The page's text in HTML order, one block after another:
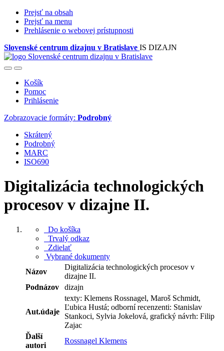
Prejsť na obsah
Prejsť na menu
Prehlásenie o webovej prístupnosti
Slovenské centrum dizajnu v Bratislave IS DIZAJN
Košík
Pomoc
Prihlásenie
Zobrazovacie formáty: Podrobný
Skrátený
Podrobný
MARC
ISO690
Digitalizácia technologických
procesov v dizajne II.
Do košíka
Trvalý odkaz
Zdielať
Vybrané dokumenty
Názov
Digitalizácia technologických procesov v
dizajne II.
Podnázov
dizajn
Aut.údaje
texty: Klemens Rossnagel, Maroš Schmidt,
Ľubica Hustá; odborní recenzenti: Stanislav
Stankoci, Sylvia Jokelová, grafický návrh: Filip
Zajac
Ďalší
autori
Rossnagel Klemens